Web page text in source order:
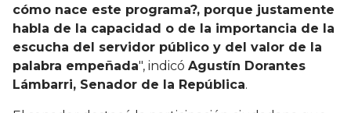
cómo nace este programa?, porque justamente
habla de la capacidad o de la importancia de la
escucha del servidor público y del valor de la
palabra empeñada", indicó Agustín Dorantes
Lámbarri, Senador de la República.